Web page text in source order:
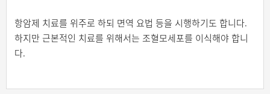
항암제 치료를 위주로 하되 면역 요법 등을 시행하기도 합니다.
하지만 근본적인 치료를 위해서는 조혈모세포를 이식해야 합니
다.